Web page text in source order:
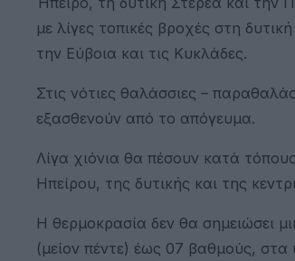
με λίγες τοπικές βροχές στη
την Εύβοια και τις Κυκλάδες.
Στις νότιες θαλάσσιες –
εξασθενούν από το απόγευμα.
Λίγα χιόνια θα πέσουν κατά
Ηπείρου, της δυτικής και της
Η θερμοκρασία δεν θα σημειώσει
(μείον πέντε) έως 07 βαθμούς, στα